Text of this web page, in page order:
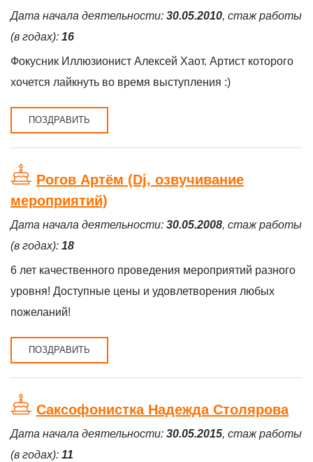
Дата начала деятельности: 30.05.2010, стаж работы
(в годах): 16
Фокусник Иллюзионист Алексей Хаот. Артист которого
хочется лайкнуть во время выступления :)
ПОЗДРАВИТЬ
Рогов Артём (Dj, озвучивание
мероприятий)
Дата начала деятельности: 30.05.2008, стаж работы
(в годах): 18
6 лет качественного проведения мероприятий разного
уровня! Доступные цены и удовлетворения любых
пожеланий!
ПОЗДРАВИТЬ
Саксофонистка Надежда Столярова
Дата начала деятельности: 30.05.2015, стаж работы
(в годах): 11